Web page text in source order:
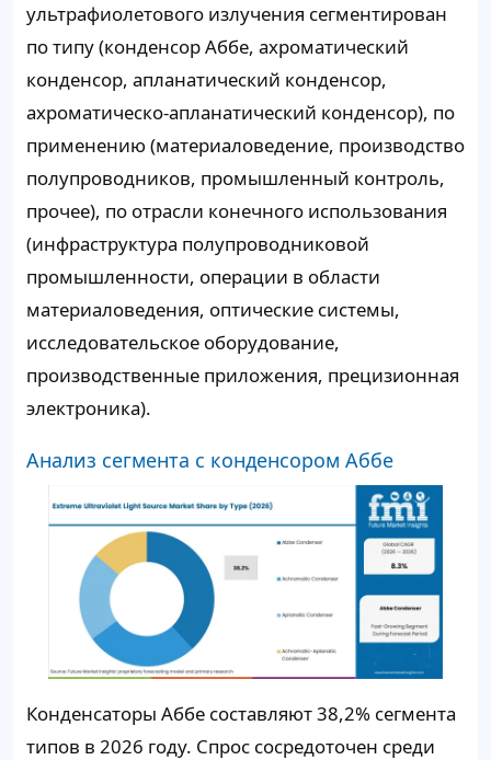
ультрафиолетового излучения сегментирован
по типу (конденсор Аббе, ахроматический
конденсор, апланатический конденсор,
ахроматическо-апланатический конденсор), по
применению (материаловедение, производство
полупроводников, промышленный контроль,
прочее), по отрасли конечного использования
(инфраструктура полупроводниковой
промышленности, операции в области
материаловедения, оптические системы,
исследовательское оборудование,
производственные приложения, прецизионная
электроника).
Анализ сегмента с конденсором Аббе
Конденсаторы Аббе составляют 38,2% сегмента
типов в 2026 году. Спрос сосредоточен среди